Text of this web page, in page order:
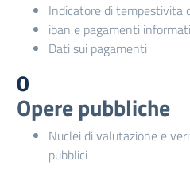
Indicatore di tempestivita
iban e pagamenti
Dati sui pagamenti
0
Opere pubbliche
Nuclei di valutazione e
pubblici